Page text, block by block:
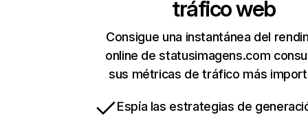
tráfico web
Consigue una instantánea del
online de statusimagens.com
sus métricas de tráfico más
Espía las estrategias de